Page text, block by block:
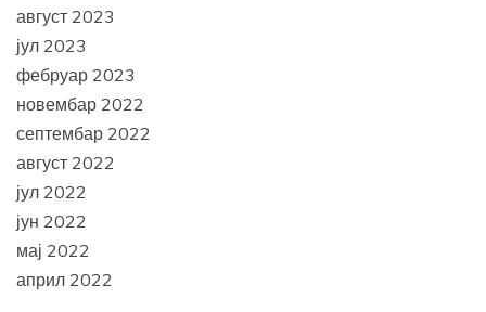
август 2023
јул 2023
фебруар 2023
новембар 2022
септембар 2022
август 2022
јул 2022
јун 2022
мај 2022
април 2022